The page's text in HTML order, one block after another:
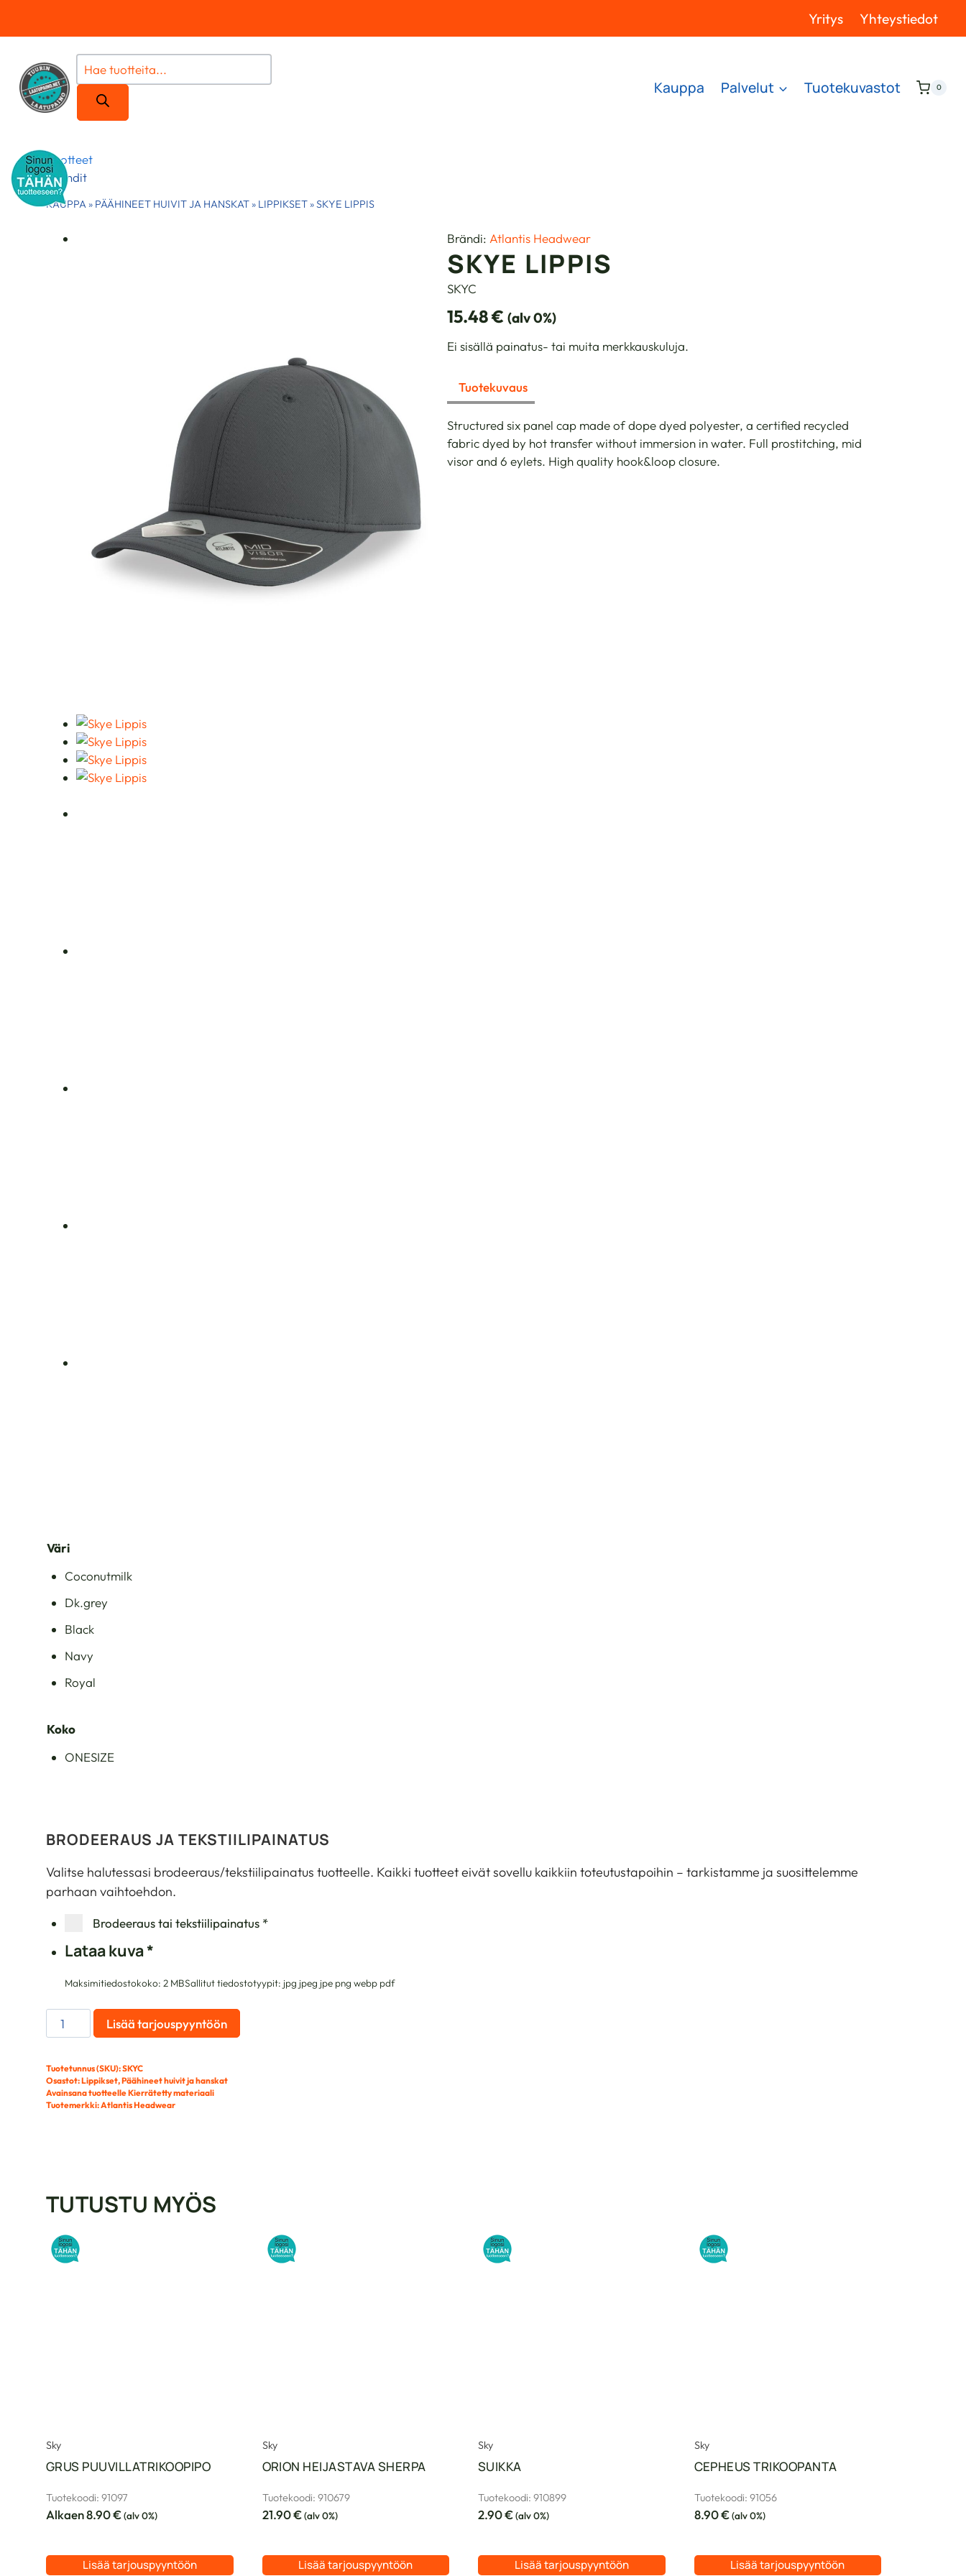
Yritys Yhteystiedot
Products
search
Kauppa Palvelut Tuotekuvastot 0
Tuotteet
Brändit
KAUPPA » PÄÄHINEET HUIVIT JA HANSKAT» LIPPIKSET»SKYE LIPPIS
Brändi: Atlantis Headwear
SKYE LIPPIS
SKYC
15.48€ (alv 0%)
Ei sisällä painatus- tai muita merkkauskuluja.
Tuotekuvaus
Structured six panel cap made of dope dyed polyester, a certified recycled
fabric dyed by hot transfer without immersion in water. Full prostitching, mid
visor and 6 eylets. High quality hook&loop closure.
Väri
Coconutmilk
Dk.grey
Black
Navy
Royal
Koko
ONESIZE
BRODEERAUS JA TEKSTIILIPAINATUS
Valitse halutessasi brodeeraus/tekstiilipainatus tuotteelle. Kaikki tuotteet eivät sovellu kaikkiin toteutustapoihin – tarkistamme ja suosittelemme
parhaan vaihtoehdon.
Brodeeraus tai tekstiilipainatus*
Lataa kuva*
Maksimitiedostokoko: 2 MBSallitut tiedostotyypit: jpg jpeg jpe png webp pdf
Skye
Lippis
Lisää tarjouspyyntöön
Tuotetunnus (SKU):SKYC
Osastot:Lippikset,Päähineet huivit ja hanskat
Avainsana tuotteelleKierrätetty materiaali
Tuotemerkki:Atlantis Headwear
TUTUSTU MYÖS
Sky
GRUS PUUVILLATRIKOOPIPO
Tuotekoodi: 91097
Alkaen8.90€(alv 0%)
Lisää tarjouspyyntöön
Sky
ORION HEIJASTAVA SHERPA
Tuotekoodi: 910679
21.90€(alv 0%)
Lisää tarjouspyyntöön
Sky
SUIKKA
Tuotekoodi: 910899
2.90€(alv 0%)
Lisää tarjouspyyntöön
Sky
CEPHEUS TRIKOOPANTA
Tuotekoodi: 91056
8.90€(alv 0%)
Lisää tarjouspyyntöön